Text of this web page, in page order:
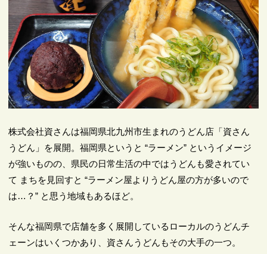
株式会社資さんは福岡県北九州市生まれのうどん店「資さん
うどん」を展開。福岡県というと “ラーメン” というイメージ
が強いものの、県民の日常生活の中ではうどんも愛されてい
て まちを見回すと “ラーメン屋よりうどん屋の方が多いので
は…？” と思う地域もあるほど。
そんな福岡県で店舗を多く展開しているローカルのうどんチ
ェーンはいくつかあり、資さんうどんもその大手の一つ。